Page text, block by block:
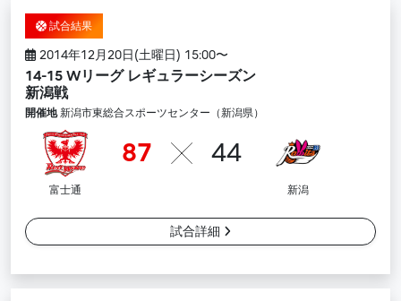
試合結果
2014年12月20日(土曜日) 15:00〜
14-15 Wリーグ レギュラーシーズン
新潟戦
開催地新潟市東総合スポーツセンター（新潟県）
87 44
富士通 新潟
試合詳細